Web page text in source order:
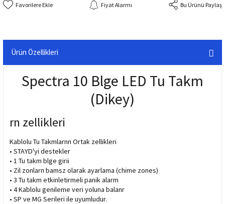
Fiyat Alarmı Bu Ürünü Paylaş
Ürün Özellikleri
Spectra 10 Blge LED Tu Takm
(Dikey)
rn zellikleri
Kablolu Tu Takmlarnn Ortak zellikleri
• STAYD'yi destekler
• 1 Tu takm blge girii
• Zil zonlarn bamsz olarak ayarlama (chime zones)
• 3 Tu takm etkinletirmeli panik alarm
• 4 Kablolu genileme veri yoluna balanr
• SP ve MG Serileri ile uyumludur.